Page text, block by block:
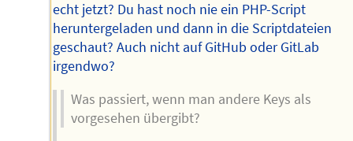
echt jetzt? Du hast noch nie ein PHP-Script
heruntergeladen und dann in die Scriptdateien
geschaut? Auch nicht auf GitHub oder GitLab
irgendwo?
Was passiert, wenn man andere Keys als
vorgesehen übergibt?